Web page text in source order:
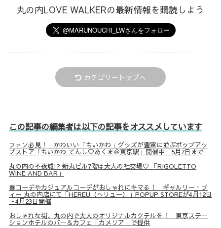
丸の内LOVE WALKERの最新情報を購読しよう
カテゴリートップへ
この記事の編集者は以下の記事をオススメしています
ファン必見！ かわいい「ちいかわ」グッズが豊富に並ぶポップアッ
プストア「ちいかわ てんし♡あくま＠東京駅」開催中 5月7日まで
丸の内の不夜城!? 新丸ビル7階は大人の社交場♡ 「RIGOLETTO
WINE AND BAR」
春コーデやカジュアルコーデがおしゃれにキマる！ ギャルリー・ヴ
ィー 丸の内店にて「HEREU（へリュー）」POPUP STOREが4月12日
～4月23日開催
おしゃれな街、丸の内で大人のオリジナルカクテルを！ 東京ステー
ションホテルのバー＆カフェ「カメリア」で提供